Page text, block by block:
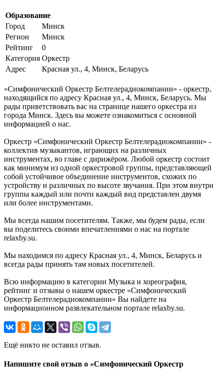
Образование
Город
Минск
Регион
Минск
Рейтинг
0
Категория Оркестр
Адрес
Красная ул., 4, Минск, Беларусь
«Симфонический Оркестр Белтелерадиокомпании» - оркестр,
находящийся по адресу Красная ул., 4, Минск, Беларусь. Мы
рады приветствовать вас на странице нашего оркестра из
города Минск. Здесь вы можете ознакомиться с основной
информацией о нас.
Оркестр «Симфонический Оркестр Белтелерадиокомпании» -
коллектив музыкантов, играющих на различных
инструментах, во главе с дирижёром. Любой оркестр состоит
как минимум из одной оркестровой группы, представляющей
собой устойчивое объединение инструментов, схожих по
устройству и различных по высоте звучания. При этом внутри
группы каждый или почти каждый вид представлен двумя
или более инструментами.
Мы всегда нашим посетителям. Также, мы будем рады, если
вы поделитесь своими впечатлениями о нас на портале
relaxby.su.
Мы находимся по адресу Красная ул., 4, Минск, Беларусь и
всегда рады принять там новых посетителей.
Всю информацию в категории Музыка и хореография,
рейтинг и отзывы о нашем оркестре «Симфонический
Оркестр Белтелерадиокомпании» Вы найдете на
информационном развлекательном портале relaxby.su.
Ещё никто не оставил отзыв.
Напишите свой отзыв о «Симфонический Оркестр